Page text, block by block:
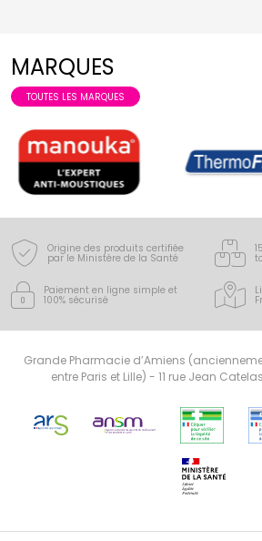
MARQUES
TOUTES LES MARQUES
Origine des produits certifiée
par le Ministère de la Santé
Paiement en ligne simple et
100% sécurisé
Grande Pharmacie d’Amiens
entre Paris et Lille) - 11 rue Jean